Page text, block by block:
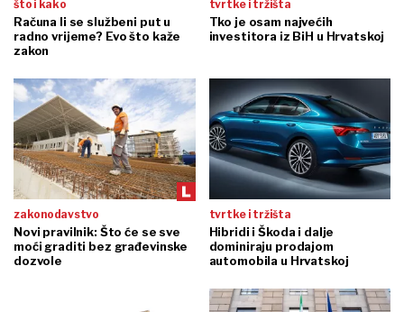
što i kako
Računa li se službeni put u
radno vrijeme? Evo što kaže
zakon
tvrtke i tržišta
Tko je osam najvećih
investitora iz BiH u Hrvatskoj
zakonodavstvo
Novi pravilnik: Što će se sve
moći graditi bez građevinske
dozvole
tvrtke i tržišta
Hibridi i Škoda i dalje
dominiraju prodajom
automobila u Hrvatskoj